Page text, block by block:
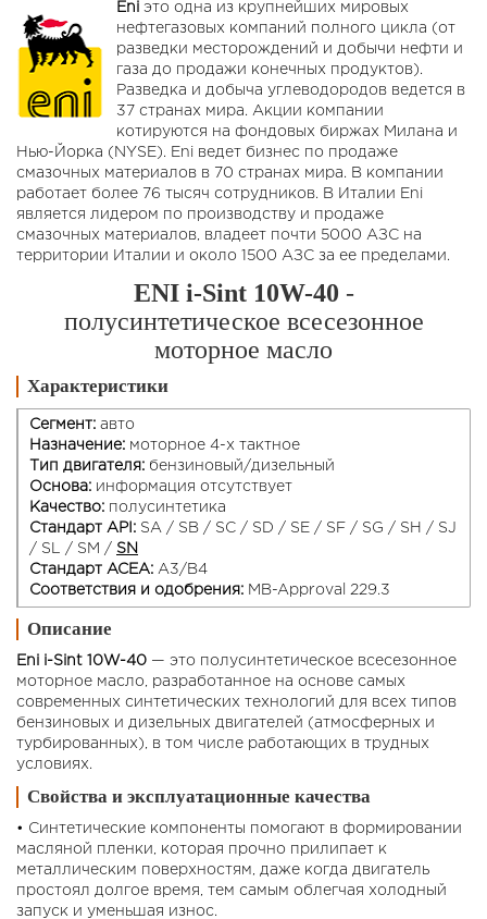
Eni это одна из крупнейших мировых
нефтегазовых компаний полного цикла (от
разведки месторождений и добычи нефти и
газа до продажи конечных продуктов).
Разведка и добыча углеводородов ведется в
37 странах мира. Акции компании
котируются на фондовых биржах Милана и
Нью-Йорка (NYSE). Eni ведет бизнес по продаже
смазочных материалов в 70 странах мира. В компании
работает более 76 тысяч сотрудников. В Италии Eni
является лидером по производству и продаже
смазочных материалов, владеет почти 5000 АЗС на
территории Италии и около 1500 АЗС за ее пределами.
ENI i-Sint 10W-40 -
полусинтетическое всесезонное
моторное масло
Характеристики
Сегмент: авто
Назначение: моторное 4-х тактное
Тип двигателя: бензиновый/дизельный
Основа: информация отсутствует
Качество: полусинтетика
Стандарт API: SA / SB / SC / SD / SE / SF / SG / SH / SJ
/ SL / SM / SN
Стандарт ACEA: A3/B4
Соответствия и одобрения: MB-Approval 229.3
Описание
Eni i-Sint 10W-40 — это полусинтетическое всесезонное
моторное масло, разработанное на основе самых
современных синтетических технологий для всех типов
бензиновых и дизельных двигателей (атмосферных и
турбированных), в том числе работающих в трудных
условиях.
Свойства и эксплуатационные качества
• Синтетические компоненты помогают в формировании
масляной пленки, которая прочно прилипает к
металлическим поверхностям, даже когда двигатель
простоял долгое время, тем самым облегчая холодный
запуск и уменьшая износ.